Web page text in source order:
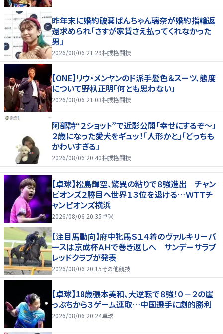
昨年末に婚約破棄ぱんちゃん璃奈が婚約指輪返
還求められ「さすが家賃さえ払ってくれなかった
男」
2026/08/06 21:29相撲格闘技
【ONE】リウ・メンヤンのド派手髪色＆スーツ、態度
について野杁正明「何とも思わない」
2026/08/06 21:03相撲格闘技
阿部詩“２ショット”で近影公開「幸せにするぞ〜」
２歳になった愛犬をギュッ！「人形かと」「どっちも
かわいすぎる」
2026/08/06 20:40相撲格闘技
【卓球】松島輝空、驚異の粘りで８強進出 チャン
ピオンズ２勝目へ世界１３位を退ける…ＷＴＴチ
ャンピオンズ横浜
2026/08/06 20:35卓球
【注目馬動向】府中牝馬Ｓ１４着のヴァルキリーバ
ースは京成杯ＡＨで巻き返しへ サンデーサラブ
レッドクラブが発表
2026/08/06 20:15その他競技
【卓球】18歳張本美和、大逆転で８強！０－２の崖
っぷちから３ゲーム連取…中国選手に劇的勝利
2026/08/06 20:24卓球